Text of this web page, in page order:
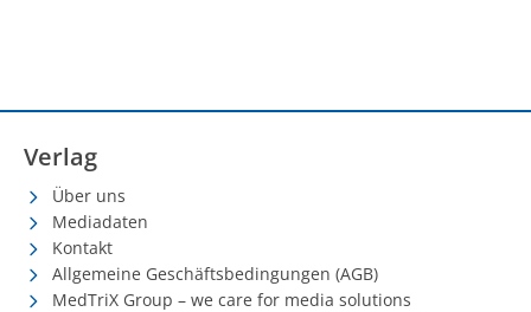
Verlag
Über uns
Mediadaten
Kontakt
Allgemeine Geschäftsbedingungen (AGB)
MedTriX Group – we care for media solutions